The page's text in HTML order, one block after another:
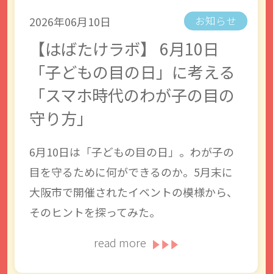
2026年06月10日 お知らせ
【はばたけラボ】 6月10日
「子どもの目の日」に考える
「スマホ時代のわが子の目の
守り方」
6月10日は「子どもの目の日」。わが子の
目を守るために何ができるのか。5月末に
大阪市で開催されたイベントの模様から、
そのヒントを探ってみた。
read more